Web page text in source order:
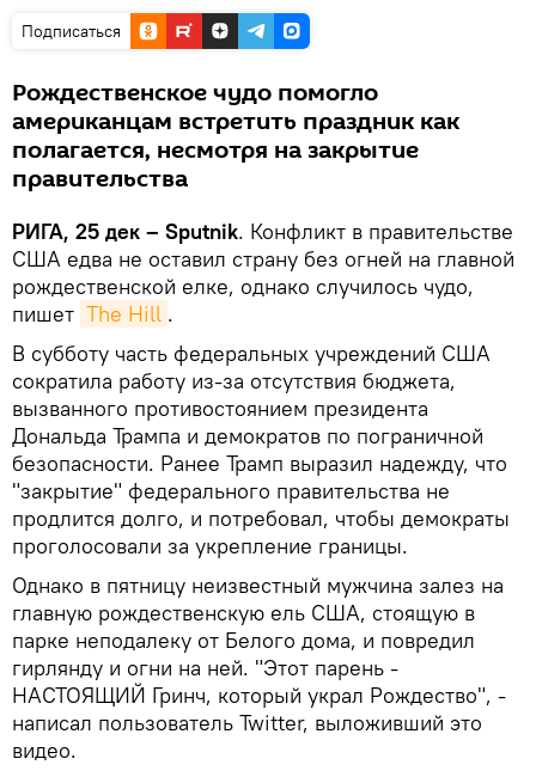
Подписаться
Рождественское чудо помогло
американцам встретить праздник как
полагается, несмотря на закрытие
правительства
РИГА, 25 дек – Sputnik. Конфликт в правительстве
США едва не оставил страну без огней на главной
рождественской елке, однако случилось чудо,
пишет The Hill .
В субботу часть федеральных учреждений США
сократила работу из-за отсутствия бюджета,
вызванного противостоянием президента
Дональда Трампа и демократов по пограничной
безопасности. Ранее Трамп выразил надежду, что
"закрытие" федерального правительства не
продлится долго, и потребовал, чтобы демократы
проголосовали за укрепление границы.
Однако в пятницу неизвестный мужчина залез на
главную рождественскую ель США, стоящую в
парке неподалеку от Белого дома, и повредил
гирлянду и огни на ней. "Этот парень -
НАСТОЯЩИЙ Гринч, который украл Рождество", -
написал пользователь Twitter, выложивший это
видео.